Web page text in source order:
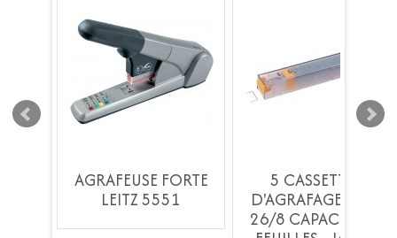
AGRAFEUSE FORTE
LEITZ 5551
5 CASSETTES
D'AGRAFAGE LEITZ
26/8 CAPACITE 40